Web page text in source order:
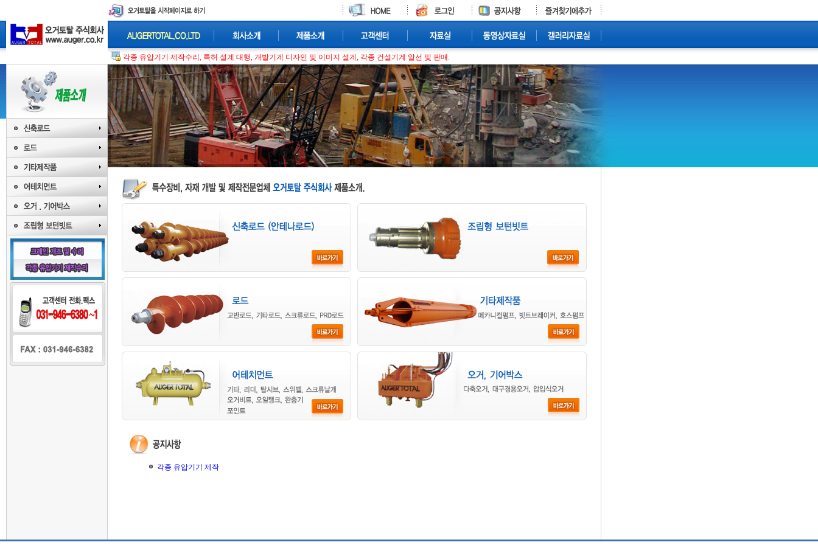
각종 유압기기 제작수리, 특허 설계 대행, 개발기계 디자인 및 이미지 설계, 각종 건설기계 알선 및 판매.
각종 유압기기 제작